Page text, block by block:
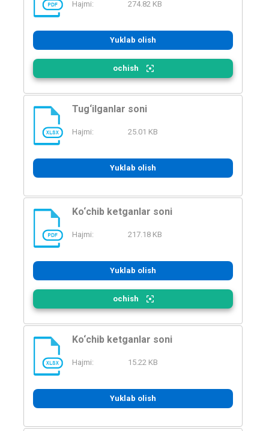
PDF
Hajmi: 274.82 KB
Yuklab olish
ochish
XLSX
Tug‘ilganlar soni
Hajmi: 25.01 KB
Yuklab olish
PDF
Ko‘chib ketganlar soni
Hajmi: 217.18 KB
Yuklab olish
ochish
XLSX
Ko‘chib ketganlar soni
Hajmi: 15.22 KB
Yuklab olish